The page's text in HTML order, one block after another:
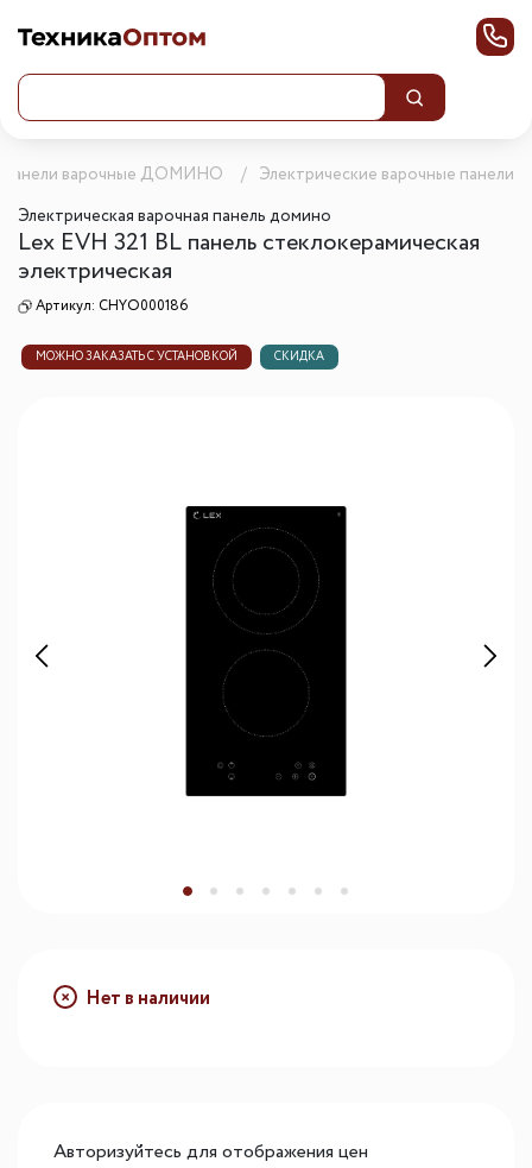
Панели варочные ДОМИНО
Электрические варочные панели
Электрическая варочная панель домино
Lex EVH 321 BL панель стеклокерамическая
электрическая
Артикул: CHYO000186
МОЖНО ЗАКАЗАТЬ С УСТАНОВКОЙ СКИДКА
Нет в наличии
Авторизуйтесь для отображения цен